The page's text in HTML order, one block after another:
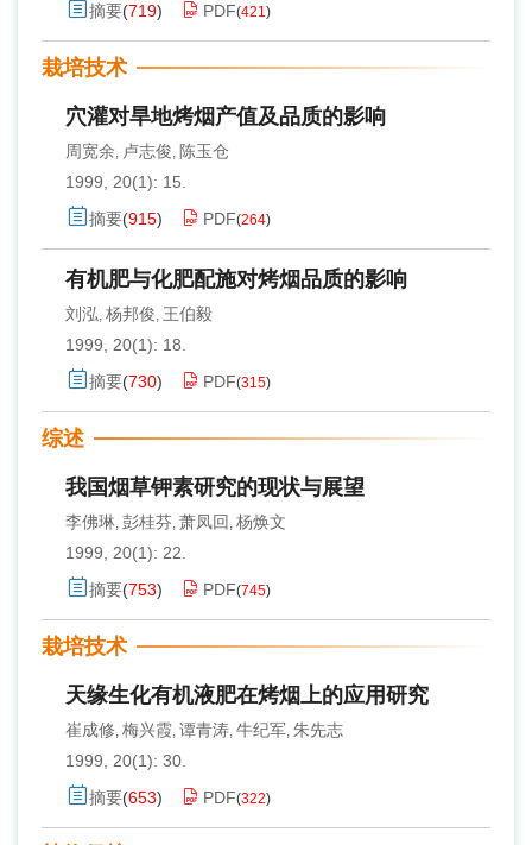
摘要(719) PDF(421)
栽培技术
穴灌对旱地烤烟产值及品质的影响
周宽余, 卢志俊, 陈玉仓
1999, 20(1): 15.
摘要(915) PDF(264)
有机肥与化肥配施对烤烟品质的影响
刘泓, 杨邦俊, 王伯毅
1999, 20(1): 18.
摘要(730) PDF(315)
综述
我国烟草钾素研究的现状与展望
李佛琳, 彭桂芬, 萧凤回 , 杨焕文
1999, 20(1): 22.
摘要(753) PDF(745)
栽培技术
天缘生化有机液肥在烤烟上的应用研究
崔成修, 梅兴霞, 谭青涛, 牛纪军, 朱先志
1999, 20(1): 30.
摘要(653) PDF(322)